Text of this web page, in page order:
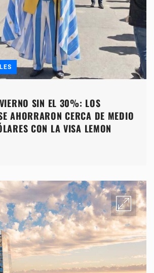
SIN EL 30%: LOS
AHORRARON CERCA DE MEDIO
CON LA VISA LEMON